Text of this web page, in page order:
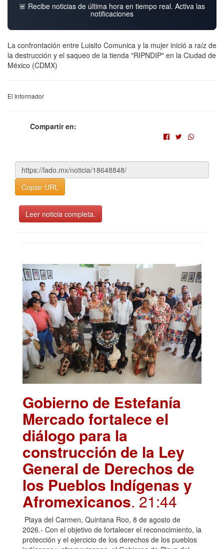
🚨 Recibe noticias de última hora en tiempo real. Activa las
notificaciones
La confrontación entre Luisito Comunica y la mujer inició a raíz de
la destrucción y el saqueo de la tienda "RIPNDIP" en la Ciudad de
México (CDMX)
El Informador
Compartir en:
Copiar URL
Leer noticia completa.
Gobierno de Estefanía
Mercado fortalece el
diálogo para la
construcción de la Ley
General de Derechos de
los Pueblos Indígenas y
Afromexicanos. 21:44
Playa del Carmen, Quintana Roo, 8 de agosto de
2026.- Con el objetivo de fortalecer el reconocimiento, la
protección y el ejercicio de los derechos de los pueblos